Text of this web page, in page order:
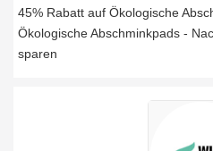
45% Rabatt auf Ökologische
Ökologische Abschminkpads -
sparen